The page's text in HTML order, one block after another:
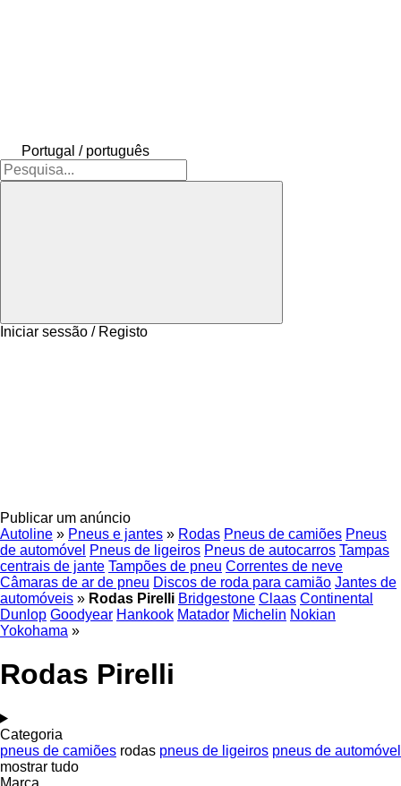
Portugal / português
Iniciar sessão / Registo
Publicar um anúncio
Autoline » Pneus e jantes » Rodas Pneus de camiões Pneus
de automóvel Pneus de ligeiros Pneus de autocarros Tampas
centrais de jante Tampões de pneu Correntes de neve
Câmaras de ar de pneu Discos de roda para camião Jantes de
automóveis » Rodas Pirelli Bridgestone Claas Continental
Dunlop Goodyear Hankook Matador Michelin Nokian
Yokohama »
Rodas Pirelli
Categoria
pneus de camiões rodas pneus de ligeiros pneus de automóvel
mostrar tudo
Marca